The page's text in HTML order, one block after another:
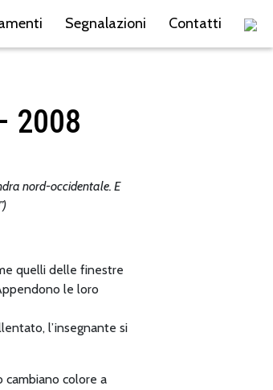
Segnalazioni Contatti
2008
nord-occidentale. E
quelli delle finestre
le loro
l’insegnante si
cambiano colore a